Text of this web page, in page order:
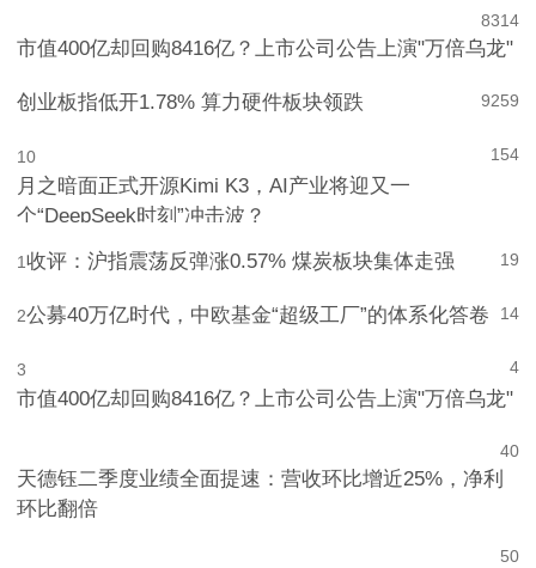
314
8
市值400亿却回购8416亿？上市公司公告上演"万倍乌龙"
259
9
创业板指低开1.78% 算力硬件板块领跌
154
10
月之暗面正式开源Kimi K3，AI产业将迎又一
个“DeepSeek时刻”冲击波？
19
1收评：沪指震荡反弹涨0.57% 煤炭板块集体走强
14
2公募40万亿时代，中欧基金“超级工厂”的体系化答卷
4
3
市值400亿却回购8416亿？上市公司公告上演"万倍乌龙"
0
4
天德钰二季度业绩全面提速：营收环比增近25%，净利
环比翻倍
0
5